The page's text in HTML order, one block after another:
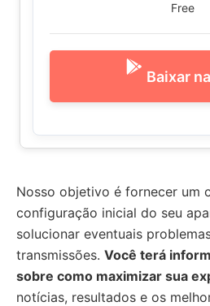
Free
Baixar
Nosso objetivo é fornecer um
configuração inicial do seu
solucionar eventuais
transmissões. Você terá
sobre como maximizar sua
notícias, resultados e os